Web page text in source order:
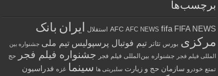
برچسب‌ها
AFC AFC NEWS fifa FIFA NEWS استقلال ایران بانک
مرکزی بورس تئاتر تیم فوتبال پرسپولیس تیم ملی جشنواره بین
المللی فیلم فجر جشنواره بین‌المللی فیلم فجر جشنواره فیلم فجر
حج
تمتع خودرو سازمان حج و زیارت سلبریتی ها سینما غزه فدراسیون